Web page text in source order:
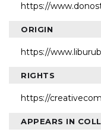
https://
ORIGIN
https://
RIGHTS
https://
APPEARS IN